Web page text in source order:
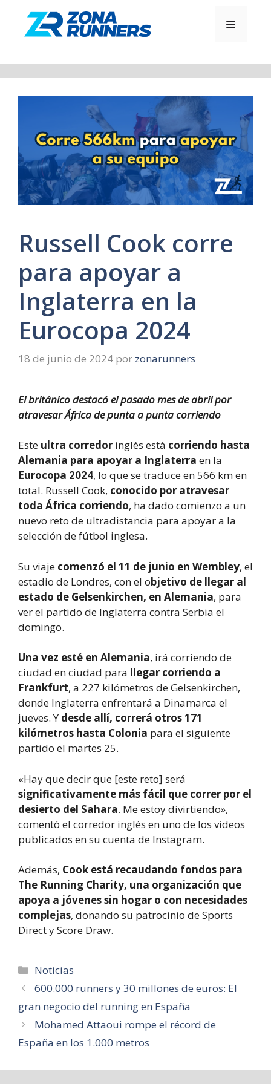
contenido
MENÚ
Russell Cook corre
para apoyar a
Inglaterra en la
Eurocopa 2024
18 de junio de 2024 por zonarunners
El británico destacó el pasado mes de abril por
atravesar África de punta a punta corriendo
Este ultra corredor inglés está corriendo hasta
Alemania para apoyar a Inglaterra en la
Eurocopa 2024, lo que se traduce en 566 km en
total. Russell Cook, conocido por atravesar
toda África corriendo, ha dado comienzo a un
nuevo reto de ultradistancia para apoyar a la
selección de fútbol inglesa.
Su viaje comenzó el 11 de junio en Wembley, el
estadio de Londres, con el objetivo de llegar al
estado de Gelsenkirchen, en Alemania, para
ver el partido de Inglaterra contra Serbia el
domingo.
Una vez esté en Alemania, irá corriendo de
ciudad en ciudad para llegar corriendo a
Frankfurt, a 227 kilómetros de Gelsenkirchen,
donde Inglaterra enfrentará a Dinamarca el
jueves. Y desde allí, correrá otros 171
kilómetros hasta Colonia para el siguiente
partido el martes 25.
«Hay que decir que [este reto] será
significativamente más fácil que correr por el
desierto del Sahara. Me estoy divirtiendo»,
comentó el corredor inglés en uno de los videos
publicados en su cuenta de Instagram.
Además, Cook está recaudando fondos para
The Running Charity, una organización que
apoya a jóvenes sin hogar o con necesidades
complejas, donando su patrocinio de Sports
Direct y Score Draw.
Categorías
Noticias
600.000 runners y 30 millones de euros: El
gran negocio del running en España
Mohamed Attaoui rompe el récord de
España en los 1.000 metros